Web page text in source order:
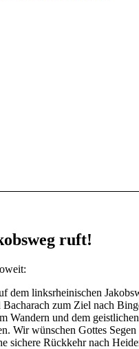
ruft!
dem linksrheinischen
zum Ziel nach
Wandern und dem
Wir wünschen Gottes
sichere Rückkehr nach